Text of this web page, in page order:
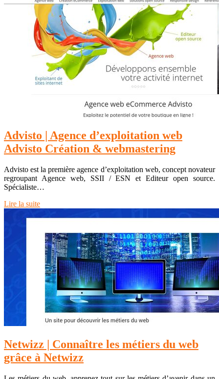
Advisto | Agence d’exploita­tion web
Advisto Création & web­maste­ring
Advisto est la première agence d’exploitation web, concept novateur
regroupant Agence web, SSII / ESN et Editeur open source.
Spécialiste…
Lire la suite
Netwizz | Connaître les métiers du web
grâce à Netwizz